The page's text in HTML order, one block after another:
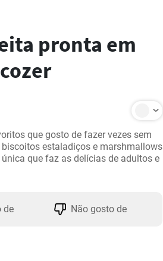
pronta em
que gosto de fazer vezes sem
estaladiços e marshmallows
que faz as delícias de adultos e
de Não gosto de